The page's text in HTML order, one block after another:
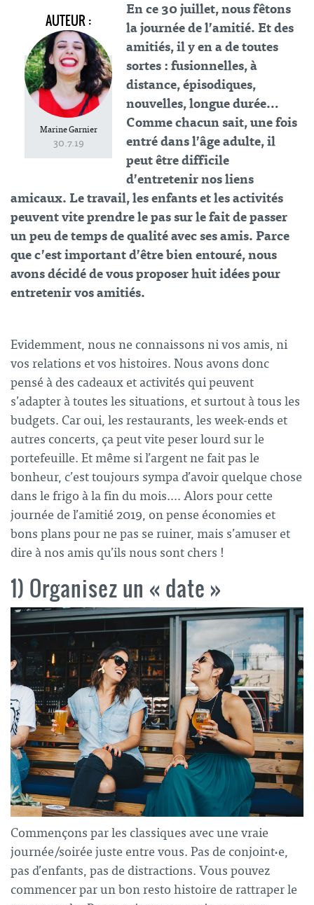
AUTEUR :
Marine Garnier
30.7.19
En ce 30 juillet, nous fêtons
lajournée de l’amitié. Et des
amitiés, il y en a de toutes
sortes : fusionnelles, à
distance, épisodiques,
nouvelles, longue durée…
Comme chacun sait, une fois
entré dans l’âge adulte, il
peut être difficile
d’entretenir nos liens
amicaux. Le travail, les enfants et les activités
peuvent vite prendre le pas sur le fait de passer
un peu de temps de qualité avec ses amis. Parce
que c’est important d’être bien entouré, nous
avons décidé de vous proposer huit idées pour
entretenir vos amitiés.
Evidemment, nous ne connaissons ni vos amis, ni
vos relations et vos histoires. Nous avons donc
pensé à des cadeaux et activités qui peuvent
s’adapter à toutes les situations, et surtout à tous les
budgets. Car oui, les restaurants, les week-ends et
autres concerts, ça peut vite peser lourd sur le
portefeuille. Et même si l’argent ne fait pas le
bonheur, c’est toujours sympa d’avoir quelque chose
dans le frigo à la fin du mois…. Alors pour cette
journée de l’amitié 2019, on pense économies et
bons plans pour ne pas se ruiner, mais s’amuser et
dire à nos amis qu’ils nous sont chers !
1) Organisez un « date »
Commençons par les classiques avec une vraie
journée/soirée juste entre vous. Pas de conjoint·e,
pas d’enfants, pas de distractions. Vous pouvez
commencer par un bon resto histoire de rattraper le